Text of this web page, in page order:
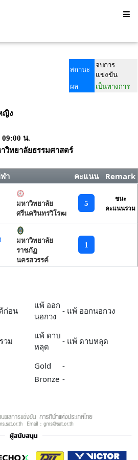
สถานะ
จบการ
แข่งขัน
ผล
เป็นทางการ
ญิง
09:00 น.
วิทยาลัยธรรมศาสตร์
า คะแนน Remark
มหาวิทยาลัย
ศรีนครินทรวิโรฒ
5
ชนะ
คะแนนรวม
มหาวิทยาลัย
ราชภัฏ
นครสวรรค์
1
ก่อน
แพ้ ออก
นอกวง
- แพ้ ออกนอกวง
วม
แพ้ ดาบ
หลุด
- แพ้ ดาบหลุด
Gold
-
Bronze -